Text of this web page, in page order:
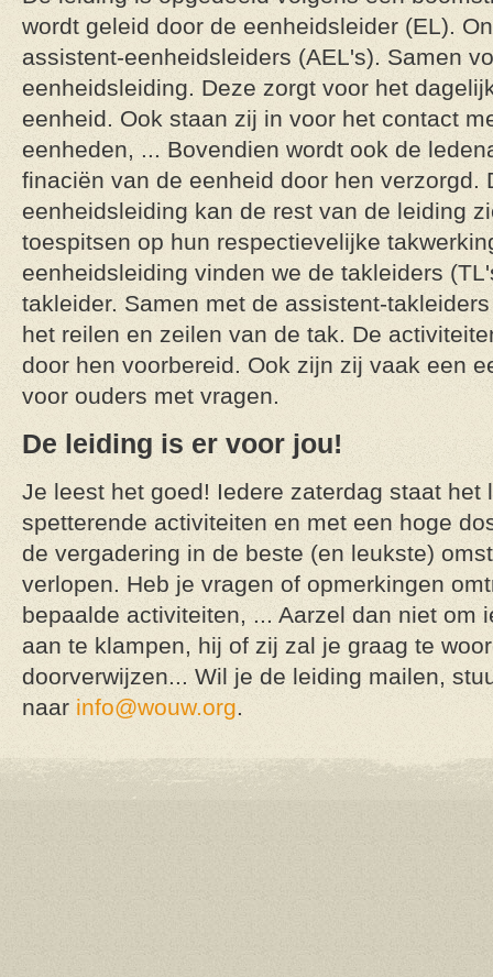
wordt geleid door de eenheidsleider (EL).
assistent-eenheidsleiders (AEL's). Samen
eenheidsleiding. Deze zorgt voor het
eenheid. Ook staan zij in voor het contact
eenheden, ... Bovendien wordt ook de
finaciën van de eenheid door hen verzorgd.
eenheidsleiding kan de rest van de leiding
toespitsen op hun respectievelijke
eenheidsleiding vinden we de takleiders
takleider. Samen met de assistent-
het reilen en zeilen van de tak. De
door hen voorbereid. Ook zijn zij vaak een
voor ouders met vragen.
De leiding is er voor jou!
Je leest het goed! Iedere zaterdag staat het
spetterende activiteiten en met een hoge
de vergadering in de beste (en leukste)
verlopen. Heb je vragen of opmerkingen
bepaalde activiteiten, ... Aarzel dan niet om
aan te klampen, hij of zij zal je graag te
doorverwijzen... Wil je de leiding mailen,
naar info@wouw.org.